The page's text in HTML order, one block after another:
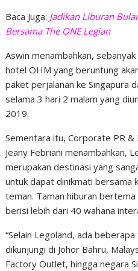
Baca Juga: Jadikan Liburan
Bersama The ONE Legian
Aswin menambahkan,
hotel OHM yang beruntung
paket perjalanan ke Singapura
selama 3 hari 2 malam yang
2019.
Sementara itu, Corporate PR
Jeany Febriani menambahkan,
merupakan destinasi yang
untuk dapat dinikmati bersama
teman. Taman hiburan
berisi lebih dari 40 wahana
“Selain Legoland, ada
dikunjungi di Johor Bahru,
Factory Outlet, hingga negara